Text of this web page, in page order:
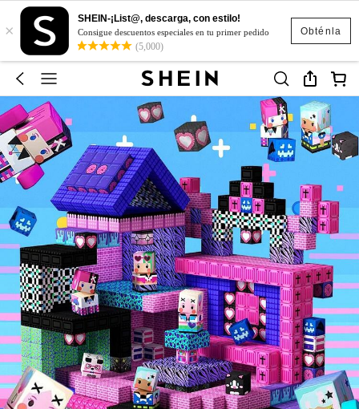
Obténla
×
SHEIN-¡List@, descarga, con estilo!
Consigue descuentos especiales en tu primer pedido
(5,000)